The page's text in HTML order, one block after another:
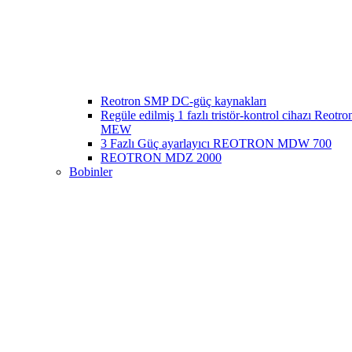
Reotron SMP DC-güç kaynakları
Regüle edilmiş 1 fazlı tristör-kontrol cihazı
MEW
3 Fazlı Güç ayarlayıcı REOTRON MDW 700
REOTRON MDZ 2000
Bobinler